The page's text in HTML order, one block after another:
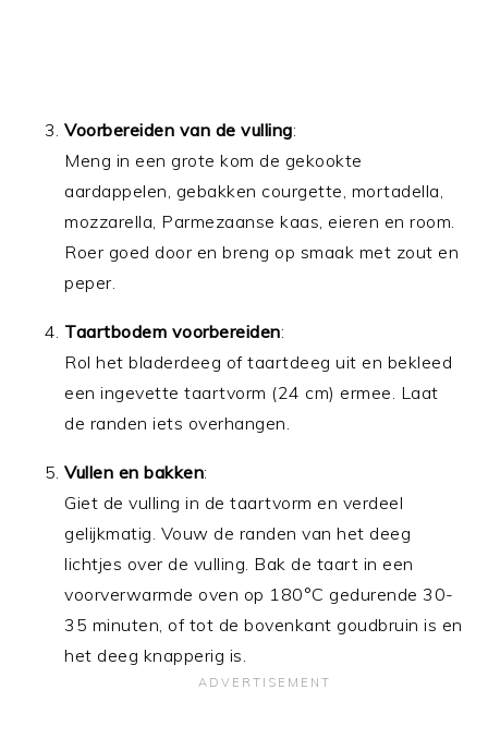
Voorbereiden van de vulling:
Meng in een grote kom de gekookte
aardappelen, gebakken courgette, mortadella,
mozzarella, Parmezaanse kaas, eieren en room.
Roer goed door en breng op smaak met zout en
peper.
Taartbodem voorbereiden:
Rol het bladerdeeg of taartdeeg uit en bekleed
een ingevette taartvorm (24 cm) ermee. Laat
de randen iets overhangen.
Vullen en bakken:
Giet de vulling in de taartvorm en verdeel
gelijkmatig. Vouw de randen van het deeg
lichtjes over de vulling. Bak de taart in een
voorverwarmde oven op 180°C gedurende 30-
35 minuten, of tot de bovenkant goudbruin is en
het deeg knapperig is.